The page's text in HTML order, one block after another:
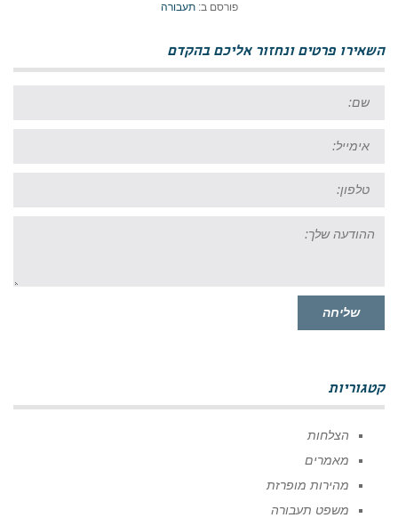
פורסם ב:תעבורה
השאירו פרטים ונחזור אליכם בהקדם
שלך:
שליחה
קטגוריות
הצלחות
מאמרים
מהירות מופרזת
משפט תעבורה